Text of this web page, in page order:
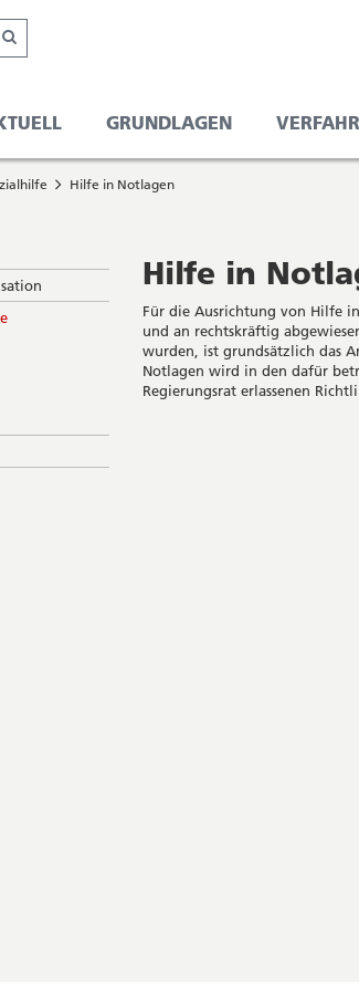
GRUNDLAGEN
Hilfe in Notlagen
Hilfe in
Für die Ausrichtung von Hilfe
und an rechtskräftig
wurden, ist grundsätzlich das
Notlagen wird in den dafür
Regierungsrat erlassenen